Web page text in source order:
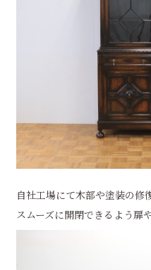
自社工場にて木部や塗装の修
スムーズに開閉できるよう扉